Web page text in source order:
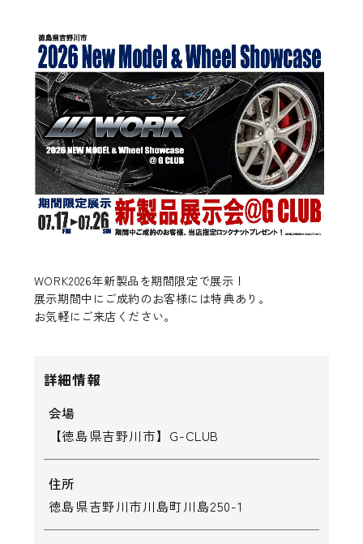
WORK2026年新製品を期間限定で展示！
展示期間中にご成約のお客様には特典あり。
お気軽にご来店ください。
詳細情報
会場
【徳島県吉野川市】G-CLUB
住所
徳島県吉野川市川島町川島250-1